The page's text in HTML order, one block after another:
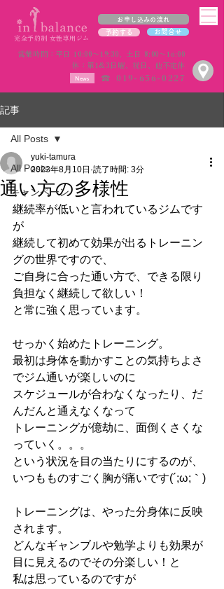
予約する お問合せ
News
お申し込みの流れ
営業時間：平日 10:00〜19:30、土日 8:00〜16:00
休：第1&3日曜、祝日、他不定休
☎︎ 019-656-0227
完全予約制 女性専用ジム
記事
All Posts
キャンペーン
All Posts
通い方の多様性
yuki-tamura
2023年8月10日 読了時間: 3分
継続率が低いと言われているジムです
が
継続して初めて効果が出るトレーニン
グの世界ですので、
ご自身に合った通い方で、できる限り
負担なく継続して欲しい！
と常に強く思っています。
せっかく始めたトレーニング。
最初は身体を動かすことの気持ちよさ
でジム通いが楽しいのに
スケジュールが合わなくなったり、だ
んだんと通えなくなって
トレーニングが億劫に、面倒くさくな
っていく。。。
という状況を目の当たりにするのが、
いつもものすごく胸が痛いです(´;ω;｀)
トレーニングは、やった分身体に反映
されます。
どんなギャンブルや勉学よりも効果が
目に見えるのでその分楽しい！と
私は思っているのですが